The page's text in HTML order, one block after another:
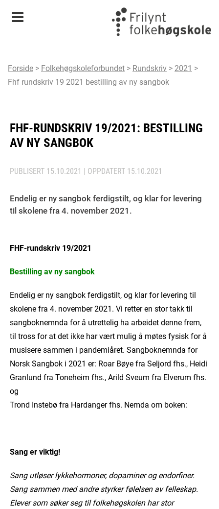
Meny
Forside > Folkehøgskoleforbundet > Rundskriv > 2021 >
Fhf rundskriv 19 2021 bestilling av ny sangbok
FHF-RUNDSKRIV 19/2021: BESTILLING
AV NY SANGBOK
PUBLISERT 15.10.2021 | OPPDATERT 15.10.2021
Endelig er ny sangbok ferdigstilt, og klar for levering
til skolene fra 4. november 2021.
FHF-rundskriv 19/2021
Bestilling av ny sangbok
Endelig er ny sangbok ferdigstilt, og klar for levering til
skolene fra 4. november 2021. Vi retter en stor takk til
sangboknemnda for å utrettelig ha arbeidet denne frem,
til tross for at det ikke har vært mulig å møtes fysisk for å
musisere sammen i pandemiåret. Sangboknemnda for
Norsk Sangbok i 2021 er: Roar Bøye fra Seljord fhs., Heidi
Granlund fra Toneheim fhs., Arild Sveum fra Elverum fhs.
og
Trond Instebø fra Hardanger fhs. Nemda om boken:
Sang er viktig!
Sang utløser lykkehormoner, dopaminer og endorfiner.
Sang sammen med andre styrker følelsen av felleskap.
Elever som søker seg til folkehøgskolen har stor